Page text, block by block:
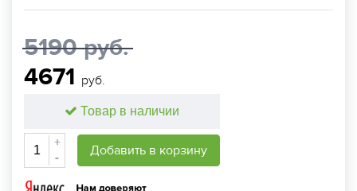
5190 руб.
4671 руб.
Товар в наличии
+
-
Добавить в корзину